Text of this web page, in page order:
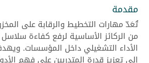
مقدمة
تُعَدّ مهارات التخطيط والرقابة على
من الركائز الأساسية لرفع كفاءة
الأداء التشغيلي داخل المؤسسات.
إلى تعزيز قدرة المتدربين على فهم